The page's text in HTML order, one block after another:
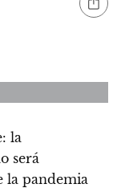
la
será
la pandemia